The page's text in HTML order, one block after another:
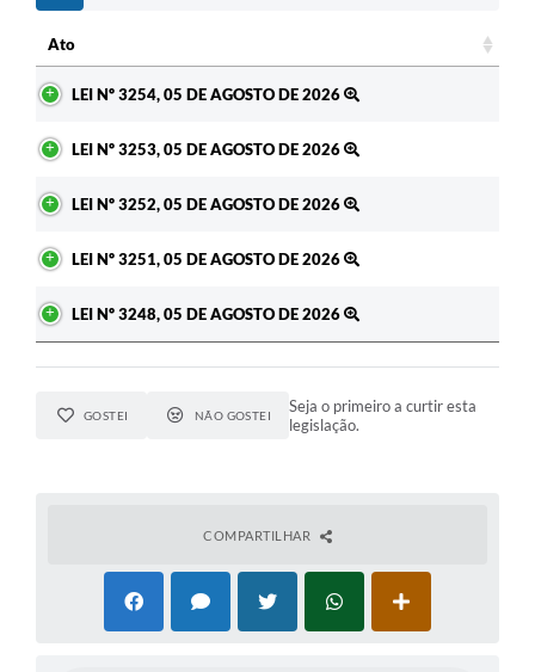
Ato
LEI Nº 3254, 05 DE AGOSTO DE 2026
LEI Nº 3253, 05 DE AGOSTO DE 2026
LEI Nº 3252, 05 DE AGOSTO DE 2026
LEI Nº 3251, 05 DE AGOSTO DE 2026
LEI Nº 3248, 05 DE AGOSTO DE 2026
GOSTEI NÃO GOSTEI
Seja o primeiro a curtir esta
legislação.
COMPARTILHAR